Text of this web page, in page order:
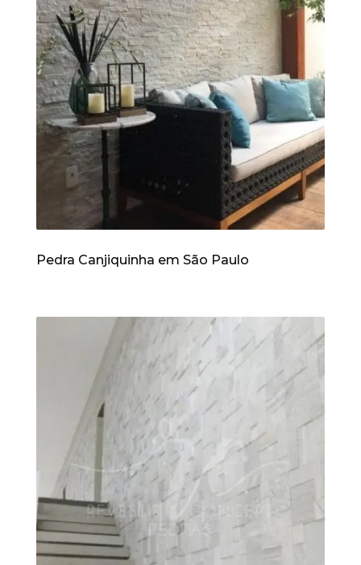
Pedra Canjiquinha em São Paulo